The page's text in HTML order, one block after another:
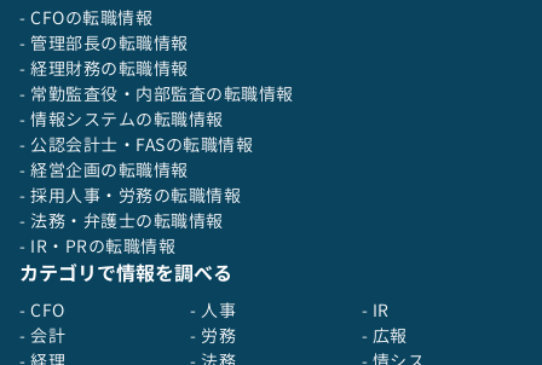
- CFOの転職情報
- 管理部長の転職情報
- 経理財務の転職情報
- 常勤監査役・内部監査の転職情報
- 情報システムの転職情報
- 公認会計士・FASの転職情報
- 経営企画の転職情報
- 採用人事・労務の転職情報
- 法務・弁護士の転職情報
- IR・PRの転職情報
カテゴリで情報を調べる
- CFO
- 会計
- 人事
- 労務
- IR
- 広報